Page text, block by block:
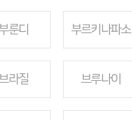
룬디 부르키나파소
라질 브루나이